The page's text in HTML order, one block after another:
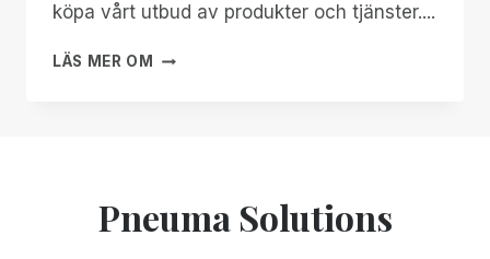
köpa vårt utbud av produkter och tjänster....
LÄS MER OM
SEROTEK
OCH
Pneuma Solutions